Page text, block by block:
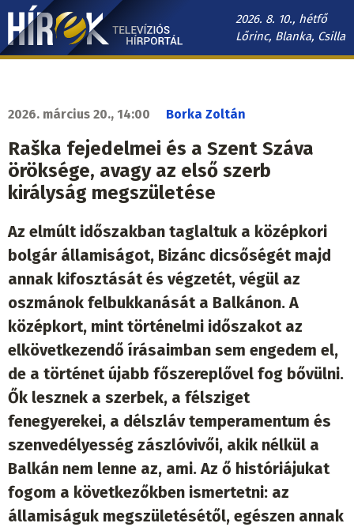
Ugrás
tartalomra
2026. 8. 10., hétfő
Lőrinc, Blanka, Csilla
Hírek.sk
navigáció
2026. március 20., 14:00 Borka Zoltán
Raška fejedelmei és a Szent Száva
öröksége, avagy az első szerb
királyság megszületése
Az elmúlt időszakban taglaltuk a középkori
bolgár államiságot, Bizánc dicsőségét majd
annak kifosztását és végzetét, végül az
oszmánok felbukkanását a Balkánon. A
középkort, mint történelmi időszakot az
elkövetkezendő írásaimban sem engedem el,
de a történet újabb főszereplővel fog bővülni.
Ők lesznek a szerbek, a félsziget
fenegyerekei, a délszláv temperamentum és
szenvedélyesség zászlóvivői, akik nélkül a
Balkán nem lenne az, ami. Az ő históriájukat
fogom a következőkben ismertetni: az
államiságuk megszületésétől, egészen annak